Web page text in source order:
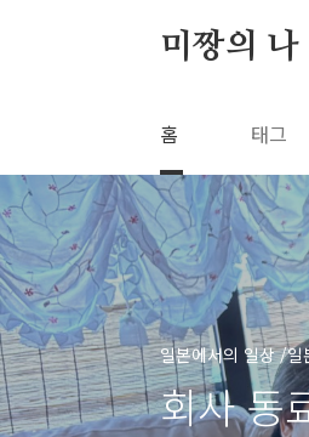
미짱의
홈 태그
일본에서의 일상 /일
회사 동